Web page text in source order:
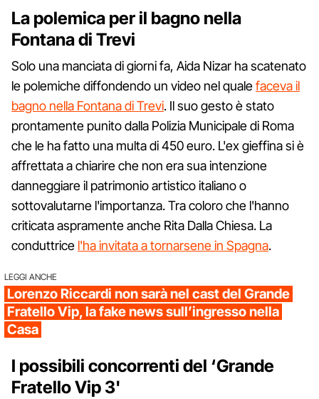
La polemica per il bagno nella
Fontana di Trevi
Solo una manciata di giorni fa, Aida Nizar ha scatenato
le polemiche diffondendo un video nel qualefaceva il
bagno nella Fontana di Trevi. Il suo gesto è stato
prontamente punito dalla Polizia Municipale di Roma
che le ha fatto una multa di 450 euro. L'ex gieffina si è
affrettata a chiarire che non era sua intenzione
danneggiare il patrimonio artistico italiano o
sottovalutarne l'importanza. Tra coloro che l'hanno
criticata aspramente anche Rita Dalla Chiesa. La
conduttrice l'ha invitata a tornarsene in Spagna.
LEGGI ANCHE
Lorenzo Riccardi non sarà nel cast del Grande
Fratello Vip, la fake news sull’ingresso nella
Casa
I possibili concorrenti del ‘Grande
Fratello Vip 3'